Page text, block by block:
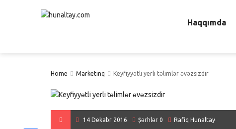
Haqqımda
Home Marketinq Keyfiyyətli yerli təlimlər əvəzsizdir
14 Dekabr 2016 Şərhlər 0 Rafiq Hunaltay